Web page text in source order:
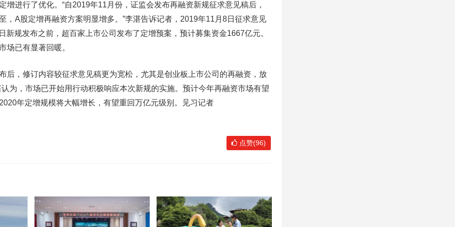
进行了优化。“自2019年11月份，证监会发布再融资新规征求意见稿后，
，A股定增再融资方案明显增多。”李湛告诉记者，2019年11月8日征求意见
新规发布之前，超百家上市公司发布了定增预案，预计募集资金1667亿元。
场已有显著回暖。
，修订内容较征求意见稿更为宽松，尤其是创业板上市公司的再融资，放
为，市场已开始用行动积极响应本次新规的实施。预计今年再融资市场有望
年定增规模将大幅增长，有望重回万亿元级别。见习记者
点赞(96)